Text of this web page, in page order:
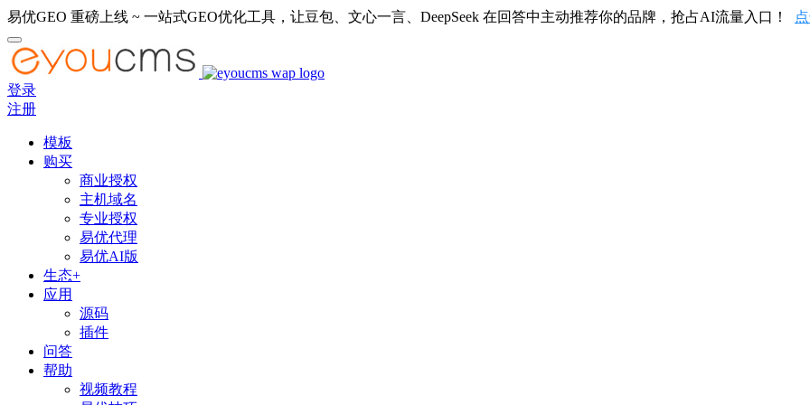
易优GEO 重磅上线 ~ 一站式GEO优化工具，让豆包、文心一言、DeepSeek 在回答中主动推荐你的品牌，抢占AI流量入口！
登录
注册
模板
购买
商业授权
主机域名
专业授权
易优代理
易优AI版
生态+
应用
源码
插件
问答
帮助
视频教程